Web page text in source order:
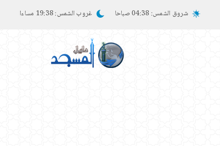
شروق الشمس: 04:38 صباحا غروب الشمس:19:38 مساءا